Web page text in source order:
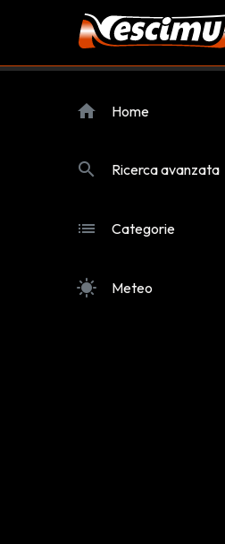
home Home
search Ricerca avanzata
list Categorie
sunny Meteo